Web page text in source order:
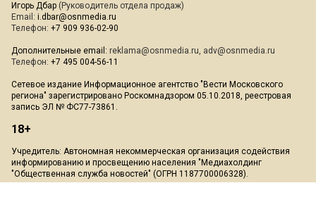
Игорь Дбар (Руководитель отдела продаж)
Email: i.dbar@osnmedia.ru
Телефон: +7 909 936-02-90
Дополнительные email: reklama@osnmedia.ru, adv@osnmedia.ru
Телефон: +7 495 004-56-11
Сетевое издание Информационное агентство "Вести Московского
региона" зарегистрировано Роскомнадзором 05.10.2018, реестровая
запись ЭЛ № ФС77-73861.
18+
Учредитель: Автономная некоммерческая организация содействия
информированию и просвещению населения "Медиахолдинг
"Общественная служба новостей" (ОГРН 1187700006328).